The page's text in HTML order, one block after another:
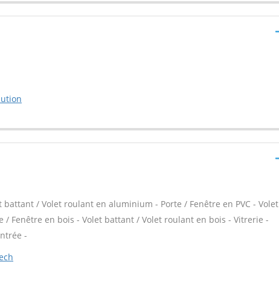
/ Volet roulant en aluminium - Porte / Fenêtre en PVC - Volet
/ Fenêtre en bois - Volet battant / Volet roulant en bois - Vitrerie -
-